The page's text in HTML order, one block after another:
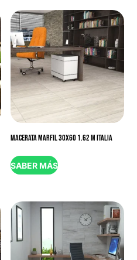
MACERATA MARFIL 30X60 1.62 M ITALIA
SABER MÁS